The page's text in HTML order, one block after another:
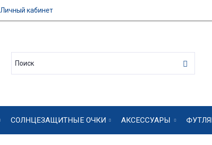
Личный кабинет
СОЛНЦЕЗАЩИТНЫЕ ОЧКИ АКСЕССУАРЫ